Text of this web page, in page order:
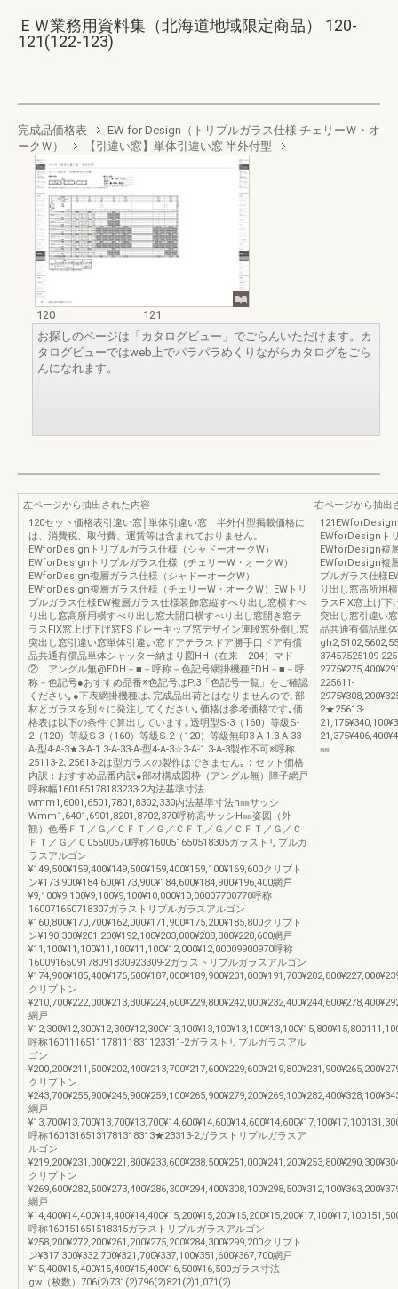
ＥＷ業務用資料集（北海道地域限定商品） 120-
121(122-123)
完成品価格表
EW for Design（トリプルガラス仕様 チェリーＷ・オ
ークＷ）
【引違い窓】単体引違い窓 半外付型
120
121
お探しのページは「カタログビュー」でごらんいただけます。カ
タログビューではweb上でパラパラめくりながらカタログをごら
んになれます。
左ページから抽出された内容
120セット価格表引違い窓│単体引違い窓 半外付型掲載価格に
は、消費税、取付費、運賃等は含まれておりません。
EWforDesignトリプルガラス仕様（シャドーオークW）
EWforDesignトリプルガラス仕様（チェリーW・オークW）
EWforDesign複層ガラス仕様（シャドーオークW）
EWforDesign複層ガラス仕様（チェリーW・オークW）EWトリ
プルガラス仕様EW複層ガラス仕様装飾窓縦すべり出し窓横すべ
り出し窓高所用横すべり出し窓大開口横すべり出し窓開き窓テ
ラスFIX窓上げ下げ窓FSドレーキップ窓デザイン連段窓外倒し窓
突出し窓引違い窓単体引違い窓ドアテラスドア勝手口ドア有償
品共通有償品単体シャッター納まり図HH（在来・204）マド
② アングル無@EDH－■－呼称－色記号網掛機種EDH－■－呼
称－色記号●おすすめ品番※色記号はP.3「色記号一覧」をご確認
ください｡●下表網掛機種は､完成品出荷とはなりませんので､部
材とガラスを別々に発注してください｡価格は参考価格です｡価
格表は以下の条件で算出しています｡透明型S-3（160）等級S-
2（120）等級S-3（160）等級S-2（120）等級無印3-A-1.3-A-33-
A-型4-A-3★3-A-1.3-A-33-A-型4-A-3☆3-A-1.3-A-3製作不可※呼称
25113-2､25613-2は型ガラスの製作はできません｡：セット価格
内訳：おすすめ品番内訳●部材構成図枠（アングル無）障子網戸
呼称幅160165178183233-2内法基準寸法
wmm1,6001,6501,7801,8302,330内法基準寸法h㎜サッシ
Wmm1,6401,6901,8201,8702,370呼称高サッシH㎜姿図（外
観）色番ＦＴ／Ｇ／ＣＦＴ／Ｇ／ＣＦＴ／Ｇ／ＣＦＴ／Ｇ／Ｃ
ＦＴ／Ｇ／Ｃ05500570呼称160051650518305ガラストリプルガ
ラスアルゴン
¥149,500¥159,400¥149,500¥159,400¥159,100¥169,600クリプト
ン¥173,900¥184,600¥173,900¥184,600¥184,900¥196,400網戸
¥9,100¥9,100¥9,100¥9,100¥10,000¥10,00007700770呼称
160071650718307ガラストリプルガラスアルゴン
¥160,800¥170,700¥162,000¥171,900¥175,200¥185,800クリプト
ン¥190,300¥201,200¥192,100¥203,000¥208,800¥220,600網戸
¥11,100¥11,100¥11,100¥11,100¥12,000¥12,00009900970呼称
1600916509178091830923309-2ガラストリプルガラスアルゴン
クリプトン
網戸
呼称1601116511178111831123311-2ガラストリプルガラスアル
ゴン
クリプトン
網戸
呼称16013165131781318313★23313-2ガラストリプルガラスア
ルゴン
クリプトン
網戸
呼称160151651518315ガラストリプルガラスアルゴン
¥258,200¥272,200¥261,200¥275,200¥284,300¥299,200クリプト
ン¥317,300¥332,700¥321,700¥337,100¥351,600¥367,700網戸
¥15,400¥15,400¥15,400¥15,400¥16,500¥16,500ガラス寸法
gw（枚数）706(2)731(2)796(2)821(2)1,071(2)
右ページから抽出
EWforDesignト
EWforDesign複
EWforDesign複
プルガラス仕様
り出し窓高所用
ラスFIX窓上げ下
突出し窓引違い
品共通有償品単
37457525109-
225611-
2★25613-
㎜